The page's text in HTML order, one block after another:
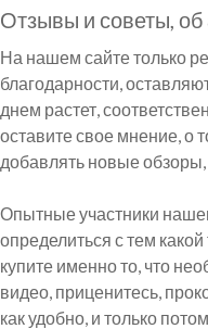
Отзывы и советы,
На нашем сайте только
благодарности,
днем растет,
оставите свое мнение,
добавлять новые
Опытные участники
определиться с тем
купите именно то, что
видео, приценитесь,
как удобно, и только